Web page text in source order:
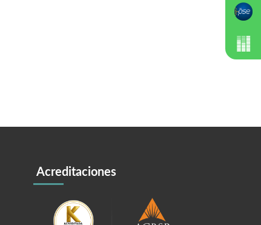
Acreditaciones